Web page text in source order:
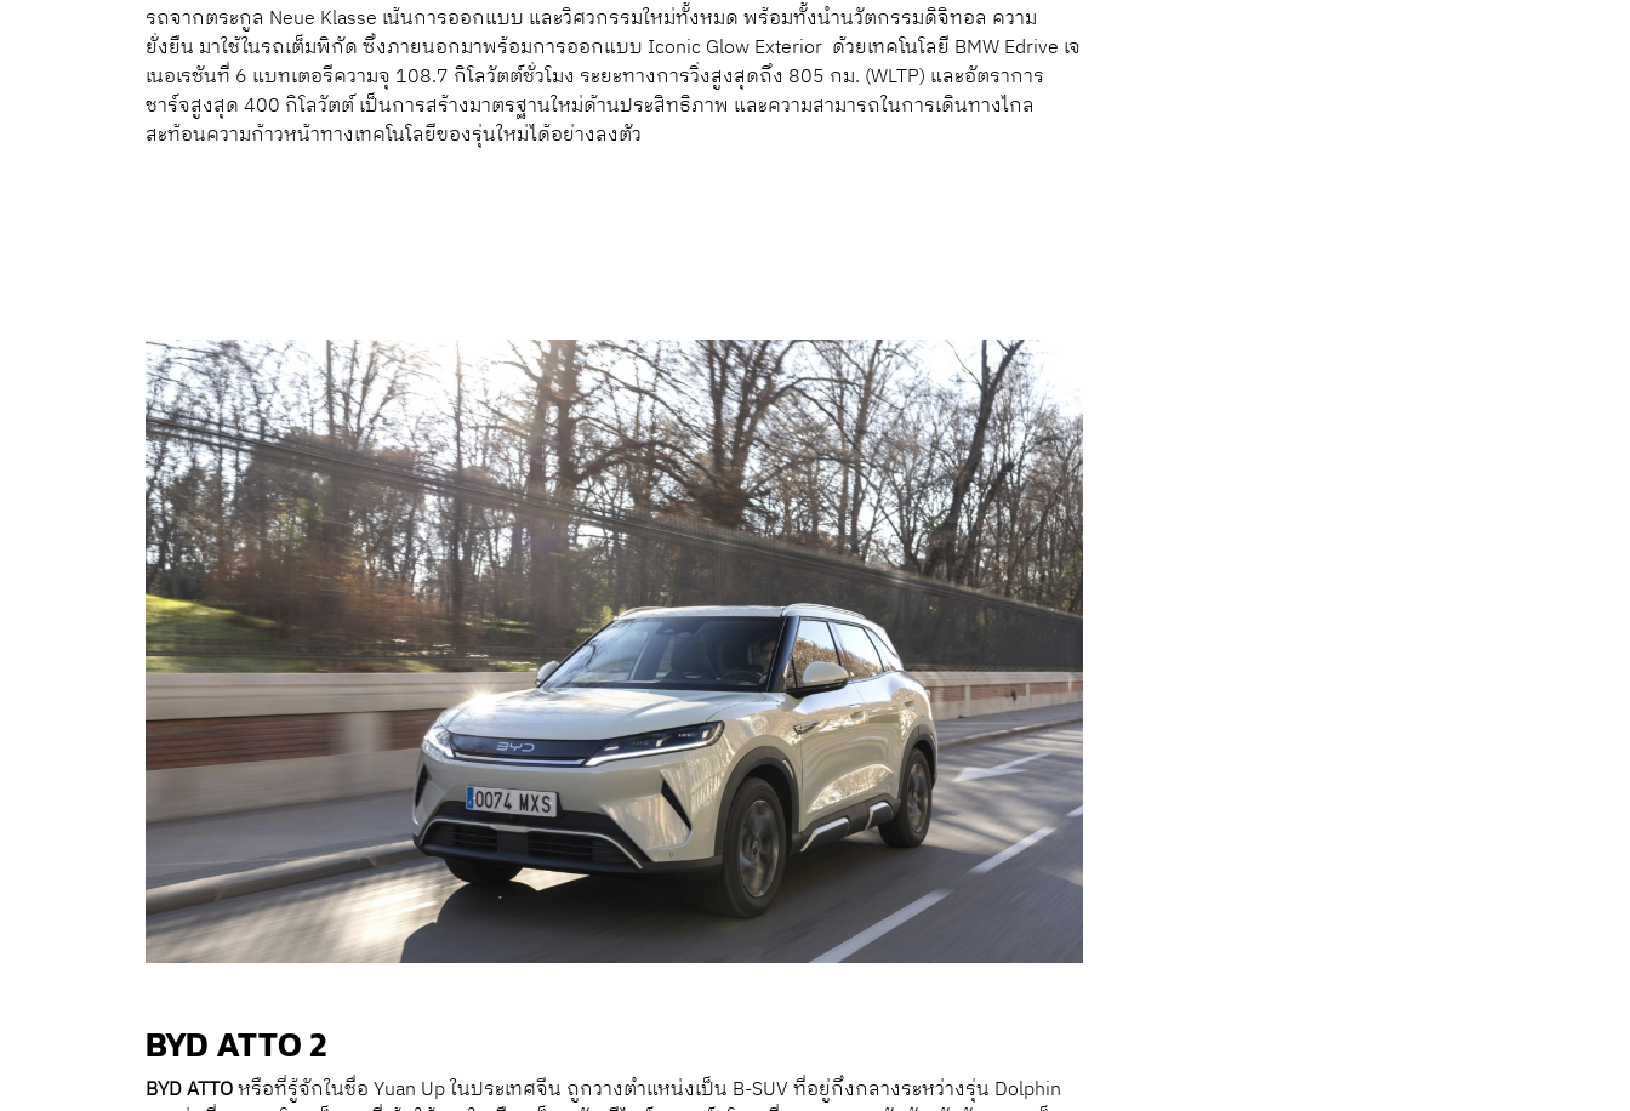
รถจากตระกูล Neue Klasse เน้นการออกแบบ และวิศวกรรมใหม่ทั้งหมด พร้อมทั้งนำนวัตกรรมดิจิทอล ความ
ยั่งยืน มาใช้ในรถเต็มพิกัด ซึ่งภายนอกมาพร้อมการออกแบบ Iconic Glow Exterior ด้วยเทคโนโลยี BMW Edrive เจ
เนอเรชันที่ 6 แบทเตอรีความจุ 108.7 กิโลวัตต์ชั่วโมง ระยะทางการวิ่งสูงสุดถึง 805 กม. (WLTP) และอัตราการ
ชาร์จสูงสุด 400 กิโลวัตต์ เป็นการสร้างมาตรฐานใหม่ด้านประสิทธิภาพ และความสามารถในการเดินทางไกล
สะท้อนความก้าวหน้าทางเทคโนโลยีของรุ่นใหม่ได้อย่างลงตัว
BYD ATTO 2
BYD ATTOหรือที่รู้จักในชื่อ Yuan Up ในประเทศจีน ถูกวางตำแหน่งเป็น B-SUV ที่อยู่กึ่งกลางระหว่างรุ่น Dolphin